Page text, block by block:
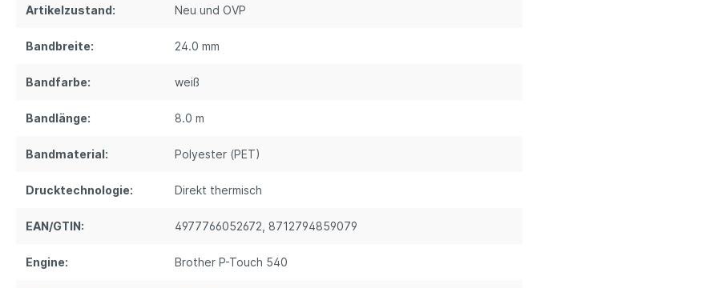
Artikelzustand: Neu und OVP
Bandbreite: 24.0 mm
Bandfarbe: weiß
Bandlänge: 8.0 m
Bandmaterial: Polyester (PET)
Drucktechnologie: Direkt thermisch
EAN/GTIN: 4977766052672 , 8712794859079
Engine: Brother P-Touch 540